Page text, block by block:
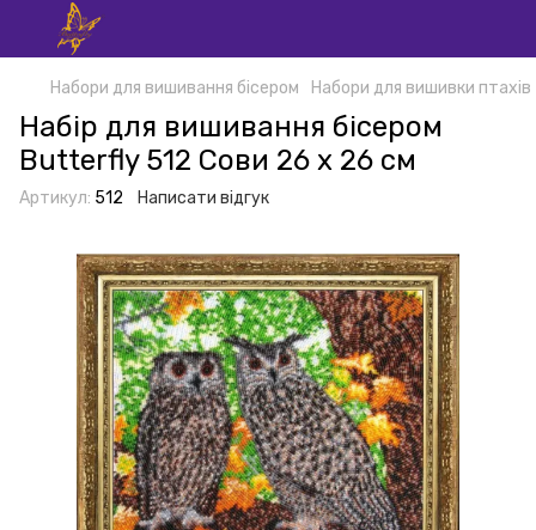
Набори для вишивання бісером Набори для вишивки птахів
Набір для вишивання бісером
Butterfly 512 Сови 26 х 26 см
Артикул: 512 Написати відгук